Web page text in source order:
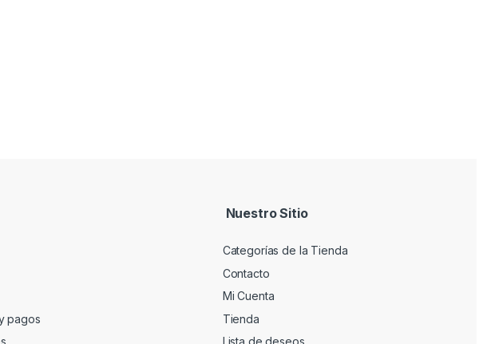
pagos
Nuestro Sitio
Categorías de la Tienda
Contacto
Mi Cuenta
Tienda